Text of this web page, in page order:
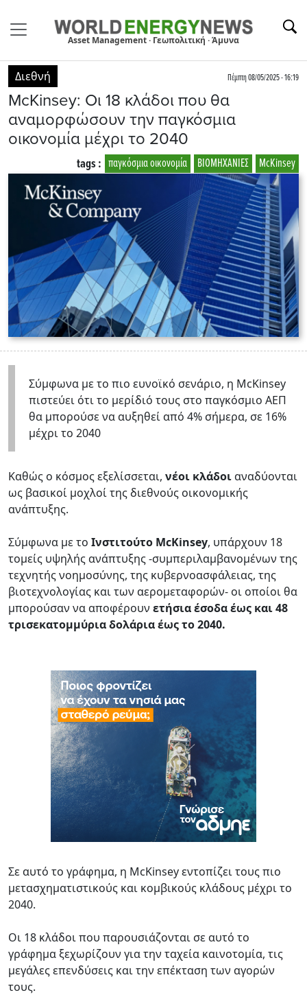
Asset Management · Γεωπολιτική · Άμυνα
Διεθνή Πέμπτη 08/05/2025 - 16:19
McKinsey: Οι 18 κλάδοι που θα
αναμορφώσουν την παγκόσμια
οικονομία μέχρι το 2040
McKinsey
ΒΙΟΜΗΧΑΝΙΕΣ
παγκόσμια οικονομία
tags :
Σύμφωνα με το πιο ευνοϊκό σενάριο, η McKinsey
πιστεύει ότι το μερίδιό τους στο παγκόσμιο ΑΕΠ
θα μπορούσε να αυξηθεί από 4% σήμερα, σε 16%
μέχρι το 2040
Καθώς ο κόσμος εξελίσσεται, νέοι κλάδοιαναδύονται
ως βασικοί μοχλοί της διεθνούς οικονομικής
ανάπτυξης.
Σύμφωνα με το Ινστιτούτο McKinsey, υπάρχουν 18
τομείς υψηλής ανάπτυξης -συμπεριλαμβανομένων της
τεχνητής νοημοσύνης, της κυβερνοασφάλειας, της
βιοτεχνολογίας και των αερομεταφορών- οι οποίοι θα
μπορούσαν να αποφέρουν ετήσια έσοδα έως και 48
τρισεκατομμύρια δολάρια έως το 2040.
Σε αυτό το γράφημα, η McKinsey εντοπίζει τους πιο
μετασχηματιστικούς και κομβικούς κλάδους μέχρι το
2040.
Οι 18 κλάδοι που παρουσιάζονται σε αυτό το
γράφημα ξεχωρίζουν για την ταχεία καινοτομία, τις
μεγάλες επενδύσεις και την επέκταση των αγορών
τους.